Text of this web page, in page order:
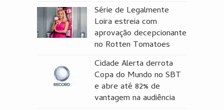
Série de Legalmente
Loira estreia com
aprovação decepcionante
no Rotten Tomatoes
Cidade Alerta derrota
Copa do Mundo no SBT
e abre até 82% de
vantagem na audiência